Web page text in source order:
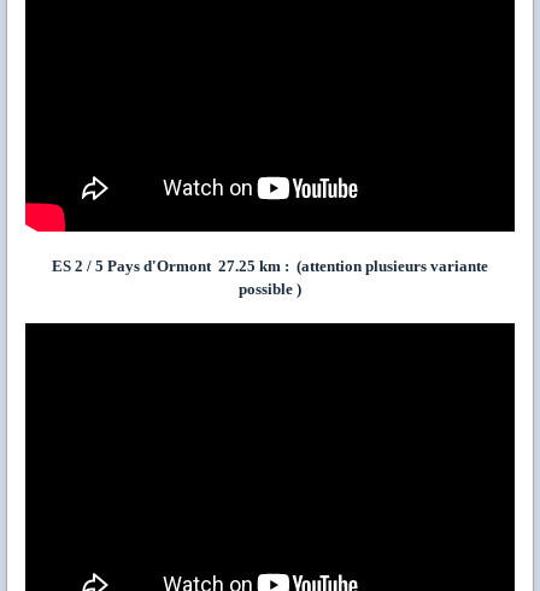
ES 2 / 5 Pays d'Ormont 27.25 km : (attention plusieurs variante
possible )